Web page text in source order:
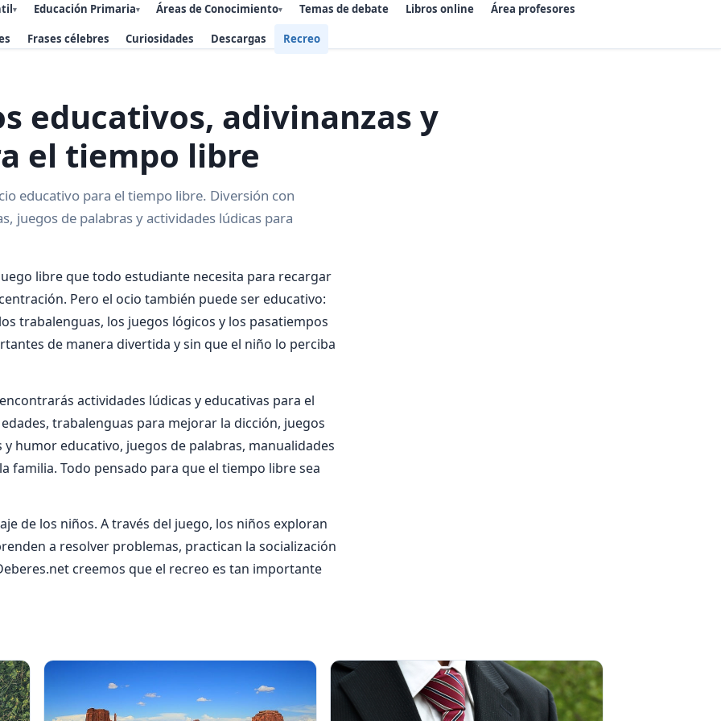
▾ Educación Primaria▾ Áreas de Conocimiento▾ Temas de debate Libros online Área profesores
Frases célebres Curiosidades Descargas Recreo
educativos, adivinanzas y
el tiempo libre
educativo para el tiempo libre. Diversión con
juegos de palabras y actividades lúdicas para
libre que todo estudiante necesita para recargar
Pero el ocio también puede ser educativo:
trabalenguas, los juegos lógicos y los pasatiempos
de manera divertida y sin que el niño lo perciba
actividades lúdicas y educativas para el
trabalenguas para mejorar la dicción, juegos
humor educativo, juegos de palabras, manualidades
familia. Todo pensado para que el tiempo libre sea
de los niños. A través del juego, los niños exploran
a resolver problemas, practican la socialización
creemos que el recreo es tan importante